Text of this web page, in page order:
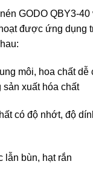
GODO QBY3-
được ứng dụng
môi, hoa chất dễ
xuất hóa chất
có độ nhớt, độ
lẫn bùn, hạt rắn